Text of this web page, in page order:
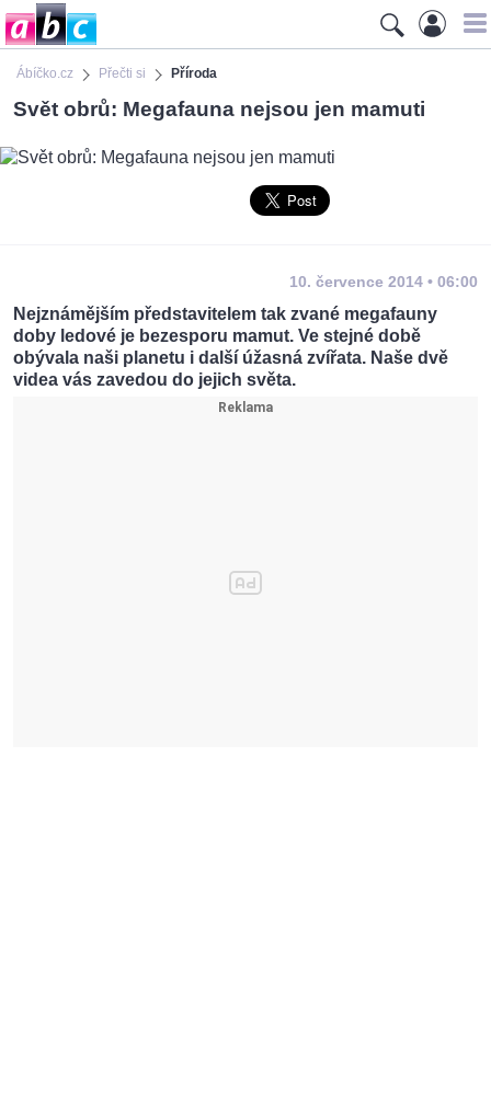
Ábíčko.cz Přečti si Příroda
Svět obrů: Megafauna nejsou jen mamuti
10. července 2014 • 06:00
Nejznámějším představitelem tak zvané megafauny
doby ledové je bezesporu mamut. Ve stejné době
obývala naši planetu i další úžasná zvířata. Naše dvě
videa vás zavedou do jejich světa.